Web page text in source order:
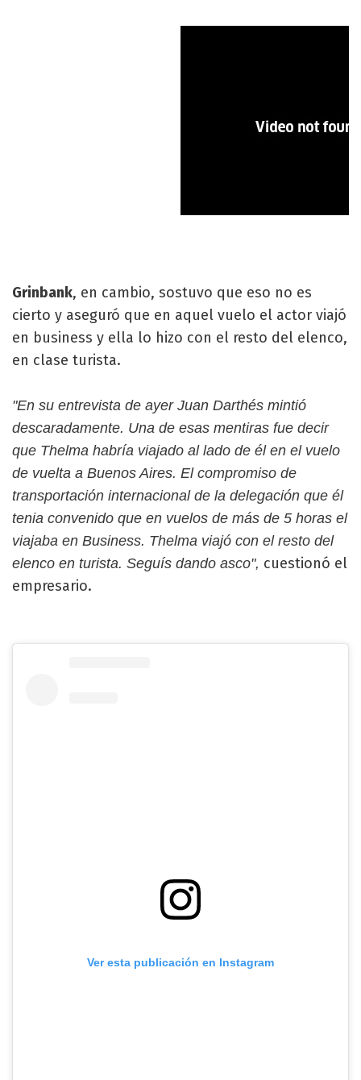
Grinbank, en cambio, sostuvo que eso no es
cierto y aseguró que en aquel vuelo el actor viajó
en business y ella lo hizo con el resto del elenco,
en clase turista.
"En su entrevista de ayer Juan Darthés mintió
descaradamente. Una de esas mentiras fue decir
que Thelma habría viajado al lado de él en el vuelo
de vuelta a Buenos Aires. El compromiso de
transportación internacional de la delegación que él
tenia convenido que en vuelos de más de 5 horas el
viajaba en Business. Thelma viajó con el resto del
elenco en turista. Seguís dando asco", cuestionó el
empresario.
Ver esta publicación en Instagram